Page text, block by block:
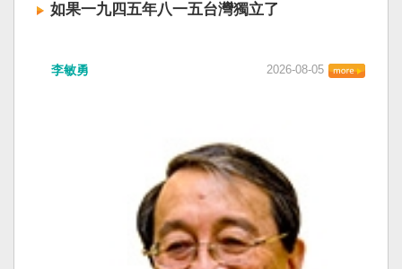
如果一九四五年八一五台灣獨立了
李敏勇 2026-08-05